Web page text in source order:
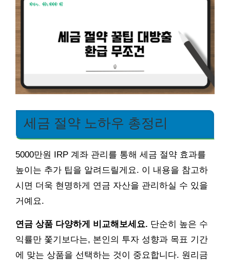
세금 절약 노하우 총정리
5000만원 IRP 계좌 관리를 통해 세금 절약 효과를
높이는 추가 팁을 알려드릴게요. 이 내용을 참고하
시면 더욱 현명하게 연금 자산을 관리하실 수 있을
거예요.
연금 상품 다양하게 비교해보세요. 단순히 높은 수
익률만 쫓기보다는, 본인의 투자 성향과 목표 기간
에 맞는 상품을 선택하는 것이 중요합니다. 원리금